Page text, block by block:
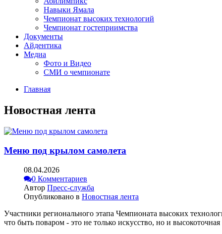
Навыки Ямала
Чемпионат высоких технологий
Чемпионат гостеприимства
Документы
Айдентика
Медиа
Фото и Видео
СМИ о чемпионате
Главная
Новостная лента
Меню под крылом самолета
08.04.2026
0 Комментариев
Автор Пресс-служба
Опубликовано в Новостная лента
Участники регионального этапа Чемпионата высоких
что быть поваром - это не только искусство, но и